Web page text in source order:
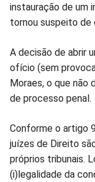
instauração de um
tornou suspeito de
A decisão de abrir
ofício (sem
Moraes, o que não
de processo penal.
Conforme o artigo
juízes de Direito
próprios tribunais.
(i)legalidade da